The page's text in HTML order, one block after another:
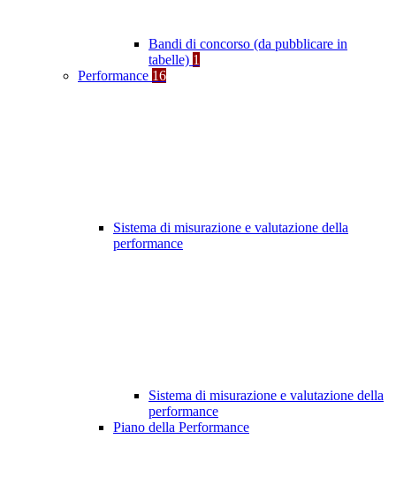
Bandi di concorso (da pubblicare in
tabelle) 1
Performance 16
Sistema di misurazione e valutazione della
performance
Sistema di misurazione e valutazione della
performance
Piano della Performance